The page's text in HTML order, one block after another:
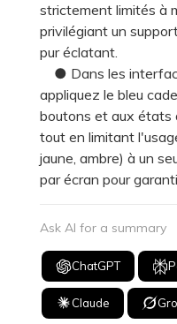
strictement limités à
privilégiant un
pur éclatant.
● Dans les
appliquez le bleu
boutons et aux états
tout en limitant
jaune, ambre) à un
par écran pour
Ask AI for a summary
ChatGPT
Claude